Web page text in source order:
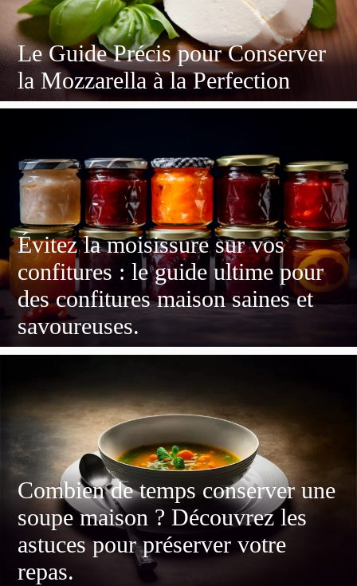
Le Guide Précis pour Conserver
la Mozzarella à la Perfection
Évitez la moisissure sur vos
confitures : le guide ultime pour
des confitures maison saines et
savoureuses.
Combien de temps conserver une
soupe maison ? Découvrez les
astuces pour préserver votre
repas.